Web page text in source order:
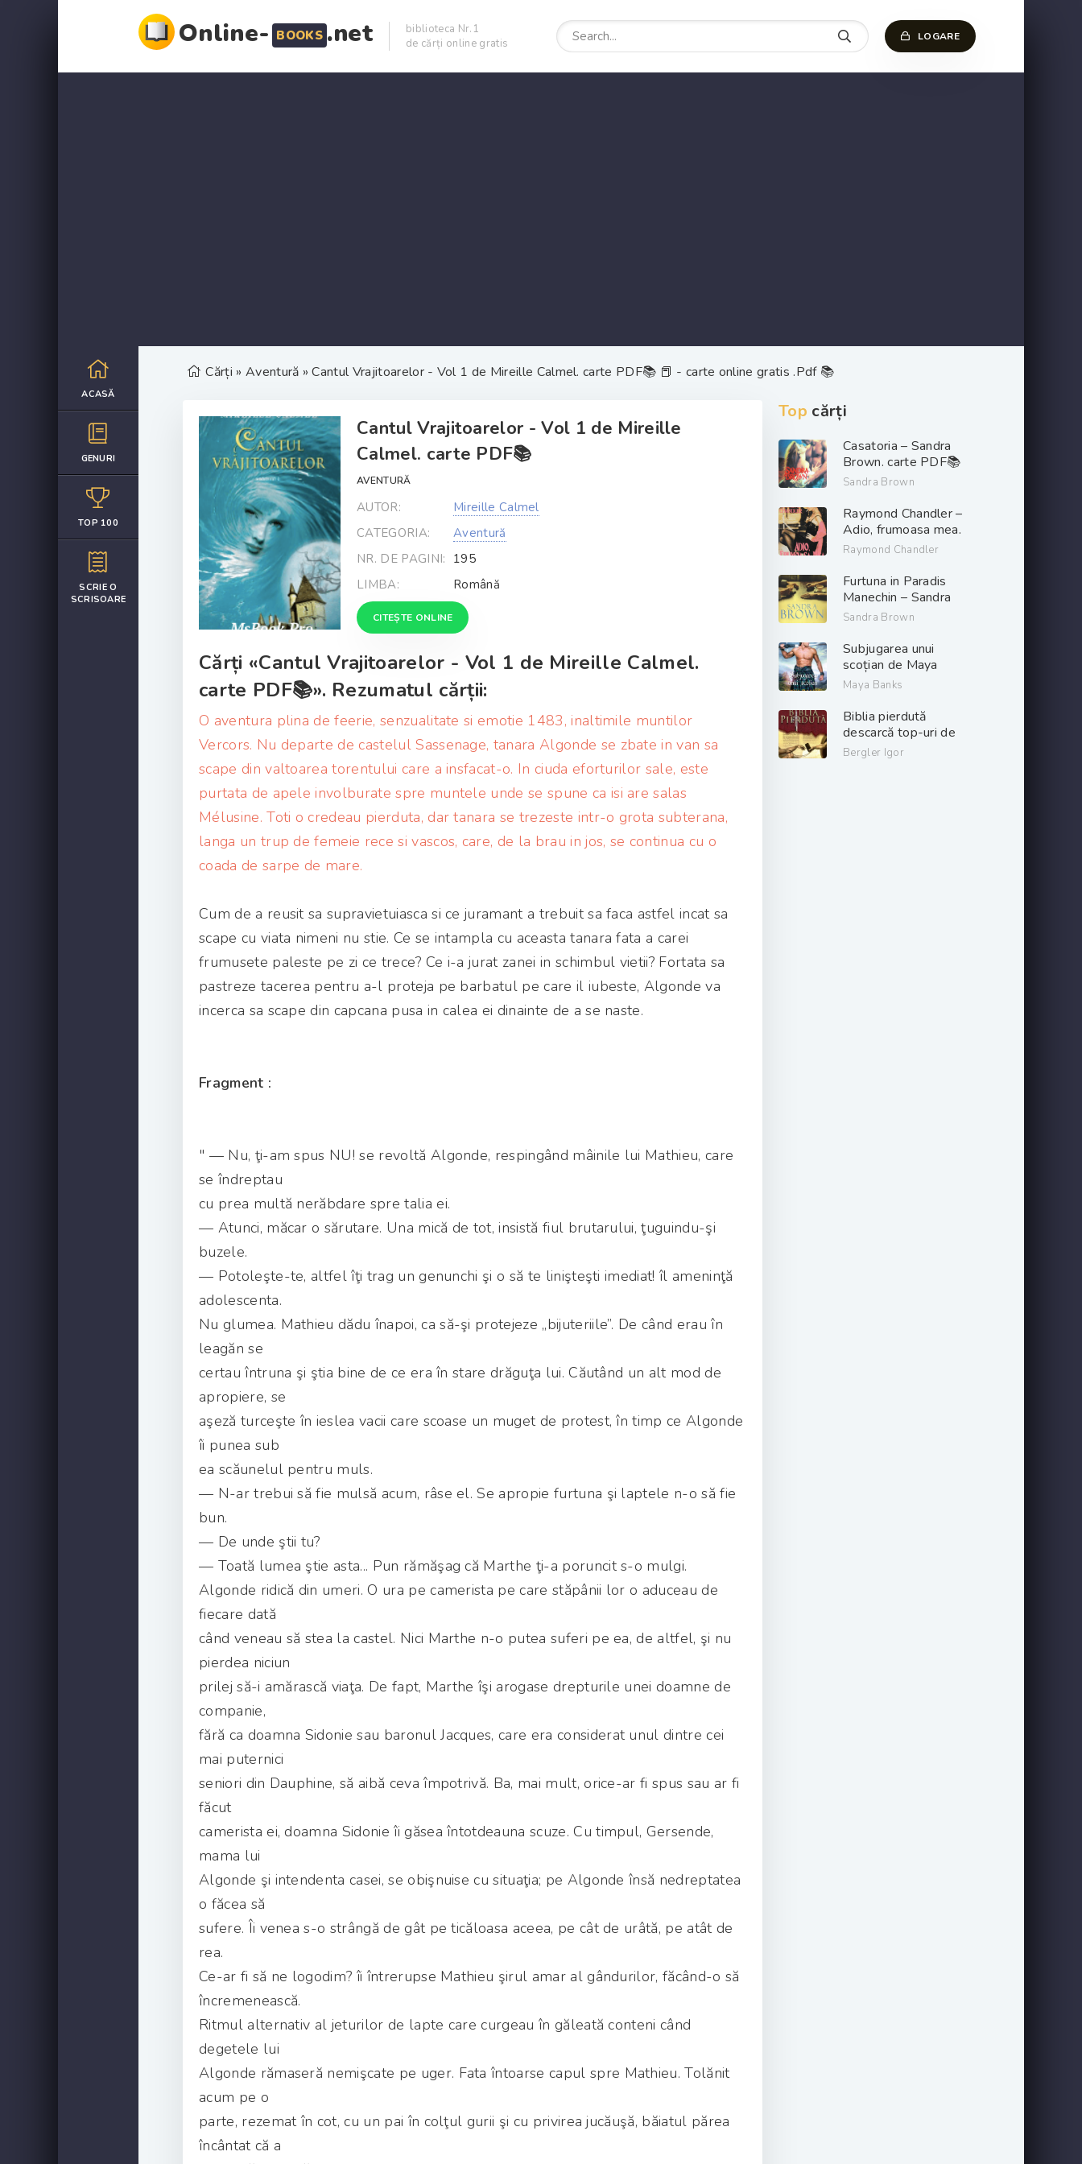
Online- BOOKS .net
biblioteca Nr.1
de cărți online gratis
LOGARE
ACASĂ
GENURI
TOP 100
SCRIE O
SCRISOARE
Cărți » Aventură » Cantul Vrajitoarelor - Vol 1 de Mireille Calmel. carte PDF📚 📕 - carte online gratis .Pdf 📚
Cantul Vrajitoarelor - Vol 1 de Mireille
Calmel. carte PDF📚
AVENTURĂ
AUTOR:
Mireille Calmel
CATEGORIA:
Aventură
NR. DE PAGINI: 195
LIMBA:
Română
CITEȘTE ONLINE
Cărți «Cantul Vrajitoarelor - Vol 1 de Mireille Calmel.
carte PDF📚». Rezumatul cărții:
O aventura plina de feerie, senzualitate si emotie 1483, inaltimile muntilor
Vercors. Nu departe de castelul Sassenage, tanara Algonde se zbate in van sa
scape din valtoarea torentului care a insfacat-o. In ciuda eforturilor sale, este
purtata de apele involburate spre muntele unde se spune ca isi are salas
Mélusine. Toti o credeau pierduta, dar tanara se trezeste intr-o grota subterana,
langa un trup de femeie rece si vascos, care, de la brau in jos, se continua cu o
coada de sarpe de mare.
Cum de a reusit sa supravietuiasca si ce juramant a trebuit sa faca astfel incat sa
scape cu viata nimeni nu stie. Ce se intampla cu aceasta tanara fata a carei
frumusete paleste pe zi ce trece? Ce i-a jurat zanei in schimbul vietii? Fortata sa
pastreze tacerea pentru a-l proteja pe barbatul pe care il iubeste, Algonde va
incerca sa scape din capcana pusa in calea ei dinainte de a se naste.
Fragment :
" — Nu, ţi-am spus NU! se revoltă Algonde, respingând mâinile lui Mathieu, care
se îndreptau
cu prea multă nerăbdare spre talia ei.
— Atunci, măcar o sărutare. Una mică de tot, insistă fiul brutarului, ţuguindu-şi
buzele.
— Potoleşte-te, altfel îţi trag un genunchi şi o să te linişteşti imediat! îl ameninţă
adolescenta.
Nu glumea. Mathieu dădu înapoi, ca să-şi protejeze „bijuteriile”. De când erau în
leagăn se
certau întruna şi ştia bine de ce era în stare drăguţa lui. Căutând un alt mod de
apropiere, se
aşeză turceşte în ieslea vacii care scoase un muget de protest, în timp ce Algonde
îi punea sub
ea scăunelul pentru muls.
— N-ar trebui să fie mulsă acum, râse el. Se apropie furtuna şi laptele n-o să fie
bun.
— De unde ştii tu?
— Toată lumea ştie asta... Pun rămăşag că Marthe ţi-a poruncit s-o mulgi.
Algonde ridică din umeri. O ura pe camerista pe care stăpânii lor o aduceau de
fiecare dată
când veneau să stea la castel. Nici Marthe n-o putea suferi pe ea, de altfel, şi nu
pierdea niciun
prilej să-i amărască viaţa. De fapt, Marthe îşi arogase drepturile unei doamne de
companie,
fără ca doamna Sidonie sau baronul Jacques, care era considerat unul dintre cei
mai puternici
seniori din Dauphine, să aibă ceva împotrivă. Ba, mai mult, orice-ar fi spus sau ar fi
făcut
camerista ei, doamna Sidonie îi găsea întotdeauna scuze. Cu timpul, Gersende,
mama lui
Algonde şi intendenta casei, se obişnuise cu situaţia; pe Algonde însă nedreptatea
o făcea să
sufere. Îi venea s-o strângă de gât pe ticăloasa aceea, pe cât de urâtă, pe atât de
rea.
Ce-ar fi să ne logodim? îi întrerupse Mathieu şirul amar al gândurilor, făcând-o să
încremenească.
Ritmul alternativ al jeturilor de lapte care curgeau în găleată conteni când
degetele lui
Algonde rămaseră nemişcate pe uger. Fata întoarse capul spre Mathieu. Tolănit
acum pe o
parte, rezemat în cot, cu un pai în colţul gurii şi cu privirea jucăuşă, băiatul părea
încântat că a
Top cărți
Casatoria – Sandra
Brown. carte PDF📚
Sandra Brown
Raymond Chandler –
Adio, frumoasa mea.
PDF📚
Raymond Chandler
Furtuna in Paradis
Manechin – Sandra
Brown. PDF📚
Sandra Brown
Subjugarea unui
scoțian de Maya
Banks descarcă carți
gratis .pdf 📖
Maya Banks
Biblia pierdută
descarcă top-uri de
cărți online gratis
Bergler Igor